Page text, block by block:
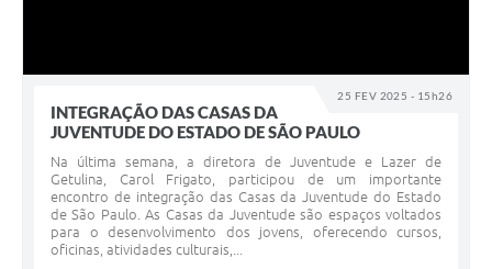
25 FEV 2025 - 15h26
INTEGRAÇÃO DAS CASAS DA
JUVENTUDE DO ESTADO DE SÃO PAULO
Na última semana, a diretora de Juventude e Lazer de
Getulina, Carol Frigato, participou de um importante
encontro de integração das Casas da Juventude do Estado
de São Paulo. As Casas da Juventude são espaços voltados
para o desenvolvimento dos jovens, oferecendo cursos,
oficinas, atividades culturais,...